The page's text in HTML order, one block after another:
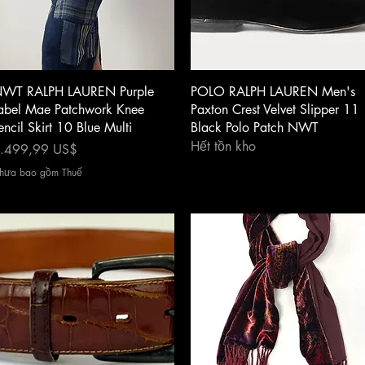
Xem nhanh
RALPH LAUREN Purple
Mae Patchwork Knee
Skirt 10 Blue Multi
US$
bao gồm Thuế
Xem nhanh
POLO RALPH LAUREN Men's
Paxton Crest Velvet Slipper 11
Black Polo Patch NWT
Hết tồn kho